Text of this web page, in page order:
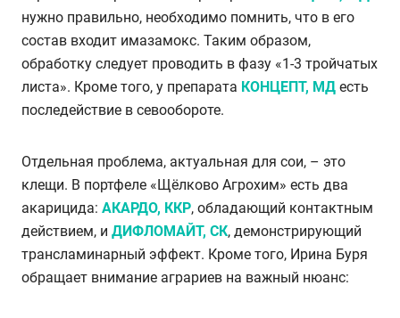
нужно правильно, необходимо помнить, что в его
состав входит имазамокс. Таким образом,
обработку следует проводить в фазу «1-3 тройчатых
листа». Кроме того, у препарата КОНЦЕПТ, МД есть
последействие в севообороте.
Отдельная проблема, актуальная для сои, – это
клещи. В портфеле «Щёлково Агрохим» есть два
акарицида: АКАРДО, ККР, обладающий контактным
действием, и ДИФЛОМАЙТ, СК, демонстрирующий
трансламинарный эффект. Кроме того, Ирина Буря
обращает внимание аграриев на важный нюанс: